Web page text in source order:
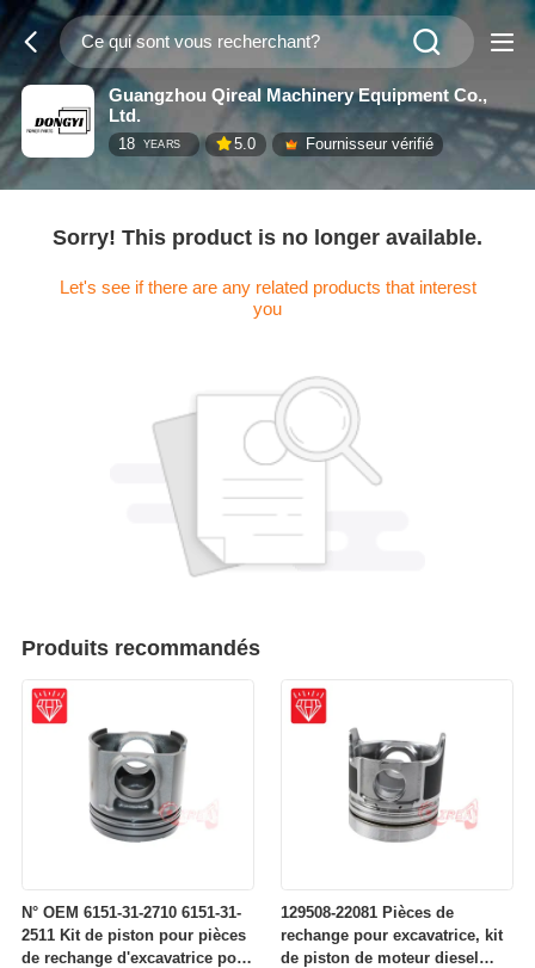
Guangzhou Qireal Machinery Equipment Co.,
Ltd.
18 YEARS 5.0 Fournisseur vérifié
Sorry! This product is no longer available.
Let's see if there are any related products that interest
you
Produits recommandés
N° OEM 6151-31-2710 6151-31-
2511 Kit de piston pour pièces
de rechange d'excavatrice pour
129508-22081 Pièces de
rechange pour excavatrice, kit
de piston de moteur diesel